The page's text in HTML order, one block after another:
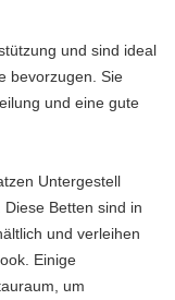
und sind ideal
bevorzugen. Sie
und eine gute
Untergestell
Betten sind in
und verleihen
Einige
um